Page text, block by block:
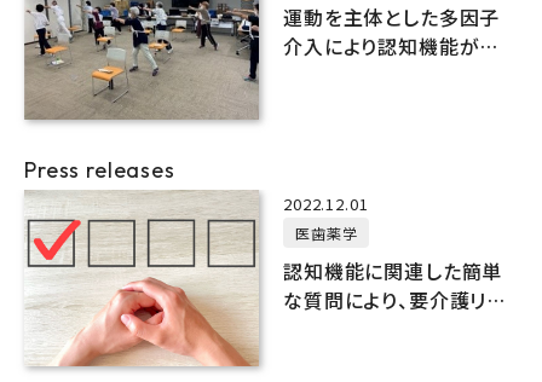
運動を主体とした多因子
介入により認知機能が向
Press releases
2022.12.01
医歯薬学
認知機能に関連した簡単
な質問により、要介護リス